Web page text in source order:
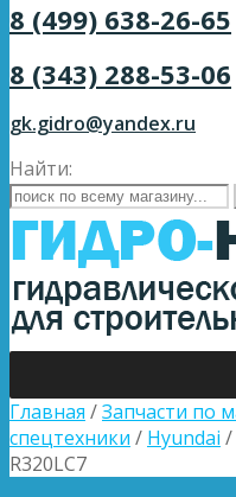
8 (499) 638-26-65
8 (343) 288-53-06
gk.gidro@yandex.ru
Найти:
Главная /Запчасти по
спецтехники / Hyundai /
R320LC7